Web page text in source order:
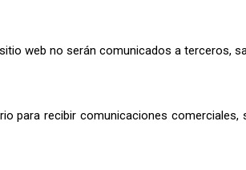
web no serán comunicados a terceros,
para recibir comunicaciones